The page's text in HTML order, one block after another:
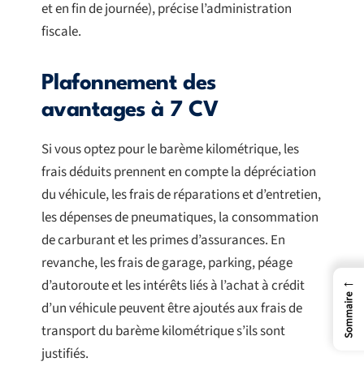
et en fin de journée), précise l’administration
fiscale.
Plafonnement des
avantages à 7 CV
Si vous optez pour le barème kilométrique, les
frais déduits prennent en compte la dépréciation
du véhicule, les frais de réparations et d’entretien,
les dépenses de pneumatiques, la consommation
de carburant et les primes d’assurances. En
revanche, les frais de garage, parking, péage
d’autoroute et les intérêts liés à l’achat à crédit
d’un véhicule peuvent être ajoutés aux frais de
transport du barème kilométrique s’ils sont
justifiés.
←
Sommaire